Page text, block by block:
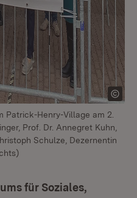
Patrick-Henry-Village am 2.
Prof. Dr. Annegret Kuhn,
Schulze, Dezernentin
für Soziales,